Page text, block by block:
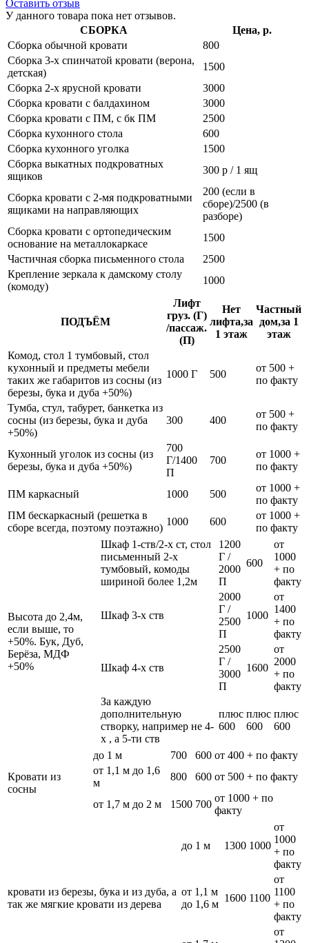
Оставить отзыв
У данного товара пока нет отзывов.
СБОРКА
Цена, р.
Сборка обычной кровати
800
Сборка 3-х спинчатой кровати (верона,
детская)
1500
Сборка 2-х ярусной кровати
3000
Сборка кровати с балдахином
3000
Сборка кровати с ПМ, с бк ПМ
2500
Сборка кухонного стола
600
Сборка кухонного уголка
1500
Сборка выкатных подкроватных
ящиков
300 р / 1 ящ
Сборка кровати с 2-мя подкроватными
ящиками на направляющих
200 (если в
сборе)/2500 (в
разборе)
Сборка кровати с ортопедическим
основание на металлокаркасе
1500
Частичная сборка письменного стола
2500
Крепление зеркала к дамскому столу
(комоду)
1000
ПОДЪЁМ
Лифт
груз. (Г)
/пассаж.
(П)
Нет
лифта,за
1 этаж
Частный
дом,за 1
этаж
Комод, стол 1 тумбовый, стол
кухонный и предметы мебели
таких же габаритов из сосны (из
березы, бука и дуба +50%)
1000 Г 500
от 500 +
по факту
Тумба, стул, табурет, банкетка из
сосны (из березы, бука и дуба
+50%)
300 400
от 500 +
по факту
Кухонный уголок из сосны (из
березы, бука и дуба +50%)
700
Г/1400
П
700
от 1000 +
по факту
ПМ каркасный 1000 500
от 1000 +
по факту
ПМ бескаркасный (решетка в
сборе всегда, поэтому поэтажно)
1000 600
от 1000 +
по факту
Высота до 2,4м,
если выше, то
+50%. Бук, Дуб,
Берёза, МДФ
+50%
Шкаф 1-ств/2-х ст, стол
письменный 2-х
тумбовый, комоды
шириной более 1,2м
1200
Г /
2000
П
600
от
1000
+ по
факту
Шкаф 3-х ств
2000
Г /
2500
П
1000
от
1400
+ по
факту
Шкаф 4-х ств
2500
Г /
3000
П
1600
от
2000
+ по
факту
За каждую
дополнительную
створку, например не 4-
х , а 5-ти ств
плюс
600
плюс
600
плюс
600
Кровати из
сосны
до 1 м 700 600 от 400 + по факту
от 1,1 м до 1,6
м
800 600 от 500 + по факту
от 1,7 м до 2 м 1500 700
от 1000 + по
факту
кровати из березы, бука и из дуба, а
так же мягкие кровати из дерева
до 1 м 1300 1000
от
1000
+ по
факту
от 1,1 м
до 1,6 м
1600 1100
от
1100
+ по
факту
от